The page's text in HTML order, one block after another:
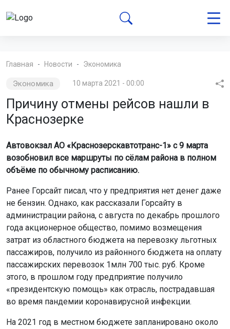
Главная Новости Экономика
Экономика 10 марта 2021 - 00:00
Причину отмены рейсов нашли в
Краснозерке
Автовокзал АО «Краснозерскавтотранс-1» с 9 марта
возобновил все маршруты по сёлам района в полном
объёме по обычному расписанию.
Ранее Горсайт писал, что у предприятия нет денег даже
не бензин. Однако, как рассказали Горсайту в
администрации района, с августа по декабрь прошлого
года акционерное общество, помимо возмещения
затрат из областного бюджета на перевозку льготных
пассажиров, получило из районного бюджета на оплату
пассажирских перевозок 1млн 700 тыс. руб. Кроме
этого, в прошлом году предприятие получило
«президентскую помощь» как отрасль, пострадавшая
во время пандемии коронавирусной инфекции.
На 2021 год в местном бюджете запланировано около